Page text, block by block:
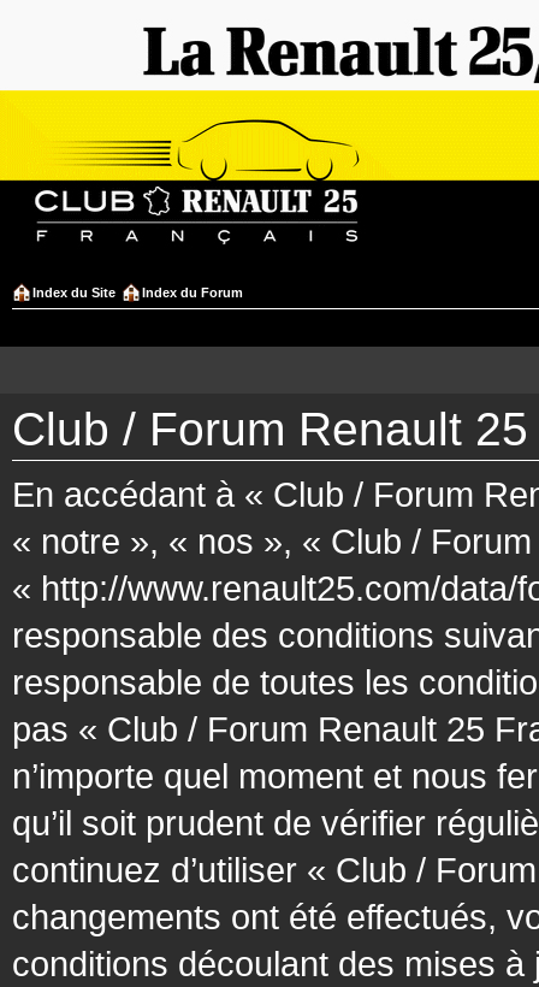
Index du Site Index du Forum
Club / Forum Renault
En accédant à « Club / Forum
« notre », « nos », « Club /
« http://www.renault25.com/data/
responsable des conditions
responsable de toutes les
pas « Club / Forum Renault 25
n’importe quel moment et nous
qu’il soit prudent de vérifier
continuez d’utiliser « Club /
changements ont été effectués,
conditions découlant des mises